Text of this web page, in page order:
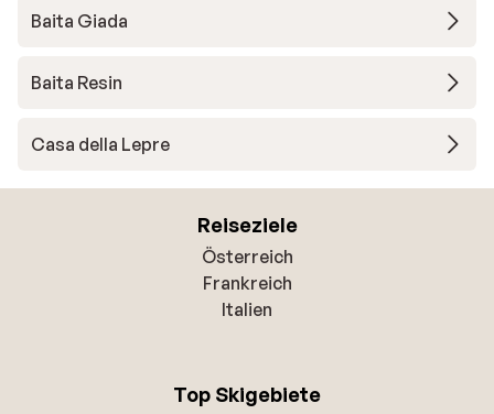
Baita Giada
Baita Resin
Casa della Lepre
Reiseziele
Österreich
Frankreich
Italien
Top Skigebiete